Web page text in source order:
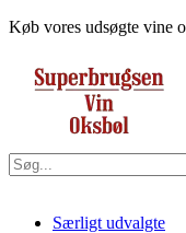
Køb vores udsøgte vine
Særligt udvalgte